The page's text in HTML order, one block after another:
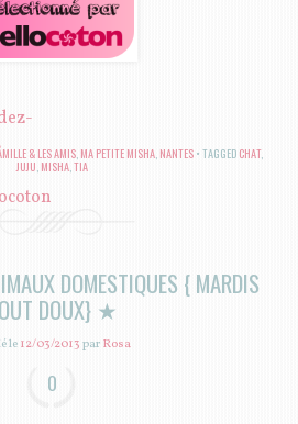
& LES AMIS, MA PETITE MISHA, NANTES TAGGED CHAT,
JUJU, MISHA,TIA
DOMESTIQUES { MARDIS
DOUX} ★
le12/03/2013parRosa
0